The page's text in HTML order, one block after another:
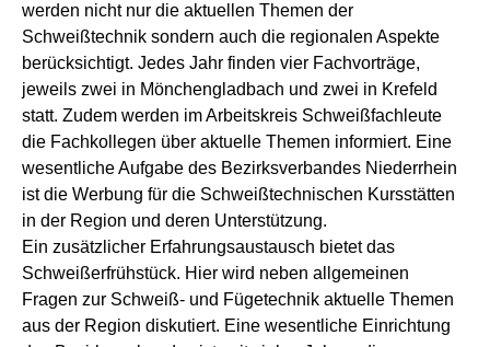
werden nicht nur die aktuellen Themen der
Schweißtechnik sondern auch die regionalen Aspekte
berücksichtigt. Jedes Jahr finden vier Fachvorträge,
jeweils zwei in Mönchengladbach und zwei in Krefeld
statt. Zudem werden im Arbeitskreis Schweißfachleute
die Fachkollegen über aktuelle Themen informiert. Eine
wesentliche Aufgabe des Bezirksverbandes Niederrhein
ist die Werbung für die Schweißtechnischen Kursstätten
in der Region und deren Unterstützung.
Ein zusätzlicher Erfahrungsaustausch bietet das
Schweißerfrühstück. Hier wird neben allgemeinen
Fragen zur Schweiß- und Fügetechnik aktuelle Themen
aus der Region diskutiert. Eine wesentliche Einrichtung